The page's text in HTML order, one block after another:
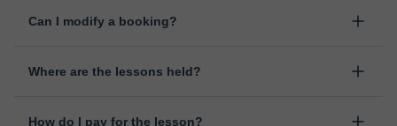
starts, indicating the reason for the cancellation. We will study
Can I modify a booking?
change the time or day of the lesson. You can do it from your
Where are the lessons held?
was developed specifically for educational purposes, including
How do I pay for the lesson?